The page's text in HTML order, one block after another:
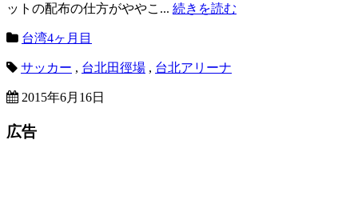
ットの配布の仕方がややこ... 続きを読む
台湾4ヶ月目
サッカー , 台北田徑場 , 台北アリーナ
2015年6月16日
広告